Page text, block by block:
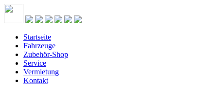
Startseite
Fahrzeuge
Zubehör-Shop
Service
Vermietung
Kontakt